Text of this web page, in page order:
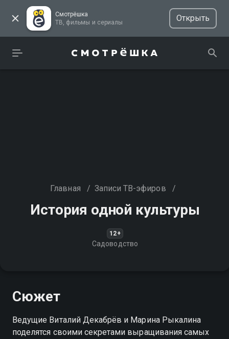
Смотрёшка
ТВ, фильмы и сериалы
Открыть
Главная / Записи ТВ-эфиров /
История одной культуры
12+
Садоводство
Сюжет
Ведущие Виталий Декабрёв и Марина Рыкалина
поделятся своими секретами выращивания самых